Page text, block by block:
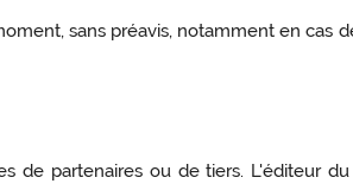
sans préavis, notamment en
de partenaires ou de tiers. L'éditeur